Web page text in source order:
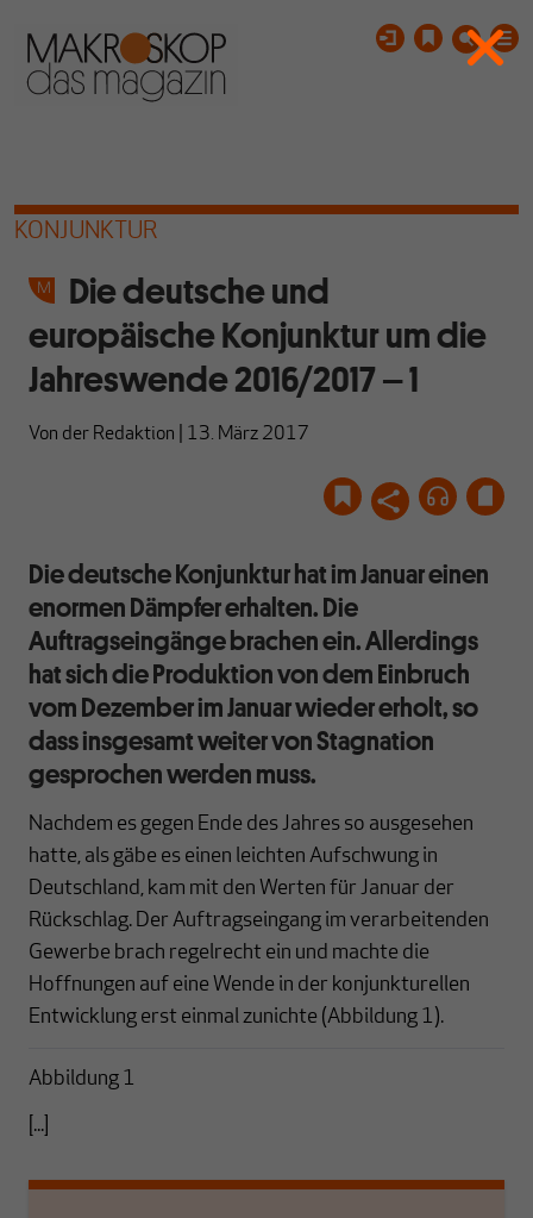
KONJUNKTUR
Die deutsche und
europäische Konjunktur um die
Jahreswende 2016/2017 – 1
Von der Redaktion 13. März 2017
Die deutsche Konjunktur hat im Januar einen
enormen Dämpfer erhalten. Die
Auftragseingänge brachen ein. Allerdings
hat sich die Produktion von dem Einbruch
vom Dezember im Januar wieder erholt, so
dass insgesamt weiter von Stagnation
gesprochen werden muss.
Nachdem es gegen Ende des Jahres so ausgesehen
hatte, als gäbe es einen leichten Aufschwung in
Deutschland, kam mit den Werten für Januar der
Rückschlag. Der Auftragseingang im verarbeitenden
Gewerbe brach regelrecht ein und machte die
Hoffnungen auf eine Wende in der konjunkturellen
Entwicklung erst einmal zunichte (Abbildung 1).
Abbildung 1
[...]